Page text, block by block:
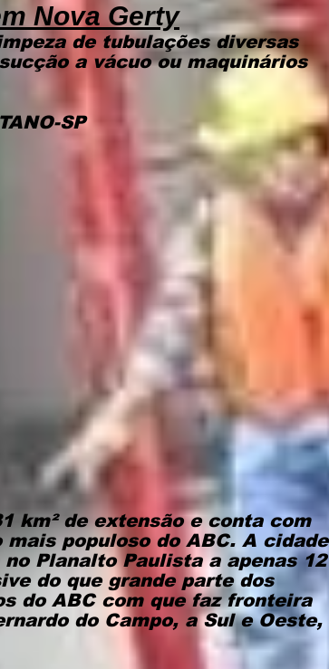
Nova Gerty
de tubulações diversas
a vácuo ou maquinários
SP
km² de extensão e conta com
populoso do ABC. A cidade
Planalto Paulista a apenas 12
do que grande parte dos
do ABC com que faz fronteira
do Campo, a Sul e Oeste,